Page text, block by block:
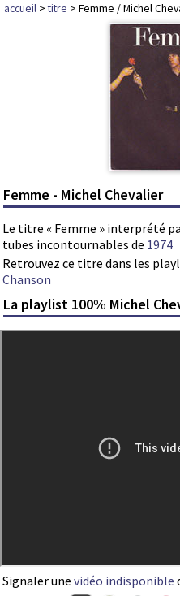
accueil >titre > Femme / Michel
Femme - Michel Chevalier
Le titre « Femme » interprété
tubes incontournables de 1974
Retrouvez ce titre dans les
Chanson
La playlist 100% Michel
Signaler une vidéo indisponible